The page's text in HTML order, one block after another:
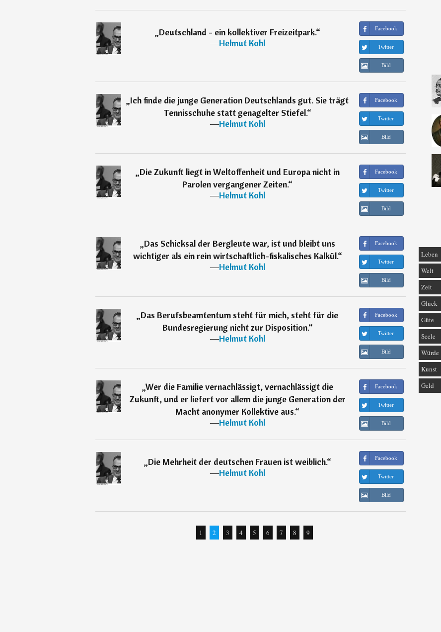
„Deutschland - ein kollektiver Freizeitpark.“
―Helmut Kohl
Facebook
Twitter
Bild
„Ich finde die junge Generation Deutschlands gut. Sie trägt
Tennisschuhe statt genagelter Stiefel.“
―Helmut Kohl
Facebook
Twitter
Bild
„Die Zukunft liegt in Weltoffenheit und Europa nicht in
Parolen vergangener Zeiten.“
―Helmut Kohl
Facebook
Twitter
Bild
„Das Schicksal der Bergleute war, ist und bleibt uns
wichtiger als ein rein wirtschaftlich-fiskalisches Kalkül.“
―Helmut Kohl
Facebook
Twitter
Bild
„Das Berufsbeamtentum steht für mich, steht für die
Bundesregierung nicht zur Disposition.“
―Helmut Kohl
Facebook
Twitter
Bild
„Wer die Familie vernachlässigt, vernachlässigt die
Zukunft, und er liefert vor allem die junge Generation der
Macht anonymer Kollektive aus.“
―Helmut Kohl
Facebook
Twitter
Bild
„Die Mehrheit der deutschen Frauen ist weiblich.“
―Helmut Kohl
Facebook
Twitter
Bild
1 2 3 4 5 6 7 8 9
Leben
Welt
Zeit
Glück
Güte
Seele
Würde
Kunst
Geld